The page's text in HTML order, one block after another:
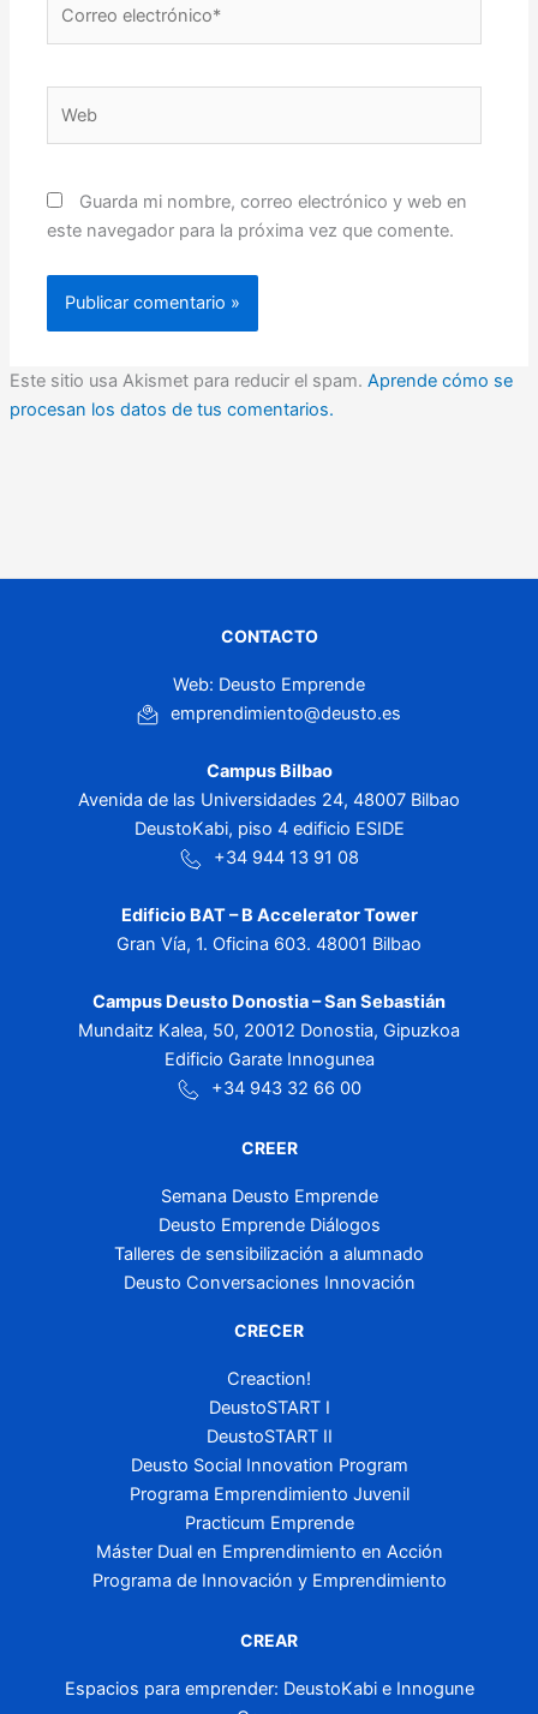
electrónico*
Guarda mi nombre, correo electrónico y web en
este navegador para la próxima vez que comente.
Este sitio usa Akismet para reducir el spam. Aprende cómo se
procesan los datos de tus comentarios.
CONTACTO
Web: Deusto Emprende
emprendimiento@deusto.es
Campus Bilbao
Avenida de las Universidades 24, 48007 Bilbao
DeustoKabi, piso 4 edificio ESIDE
+34 944 13 91 08
Edificio BAT – B Accelerator Tower
Gran Vía, 1. Oficina 603. 48001 Bilbao
Campus Deusto Donostia – San Sebastián
Mundaitz Kalea, 50, 20012 Donostia, Gipuzkoa
Edificio Garate Innogunea
+34 943 32 66 00
CREER
Semana Deusto Emprende
Deusto Emprende Diálogos
Talleres de sensibilización a alumnado
Deusto Conversaciones Innovación
CRECER
Creaction!
DeustoSTART I
DeustoSTART II
Deusto Social Innovation Program
Programa Emprendimiento Juvenil
Practicum Emprende
Máster Dual en Emprendimiento en Acción
Programa de Innovación y Emprendimiento
CREAR
Espacios para emprender: DeustoKabi e Innogune